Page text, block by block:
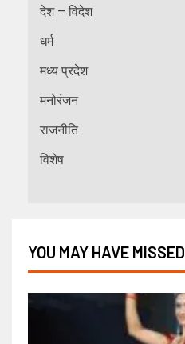
देश – विदेश
धर्म
मध्य प्रदेश
मनोरंजन
राजनीति
विशेष
YOU MAY HAVE MISSED